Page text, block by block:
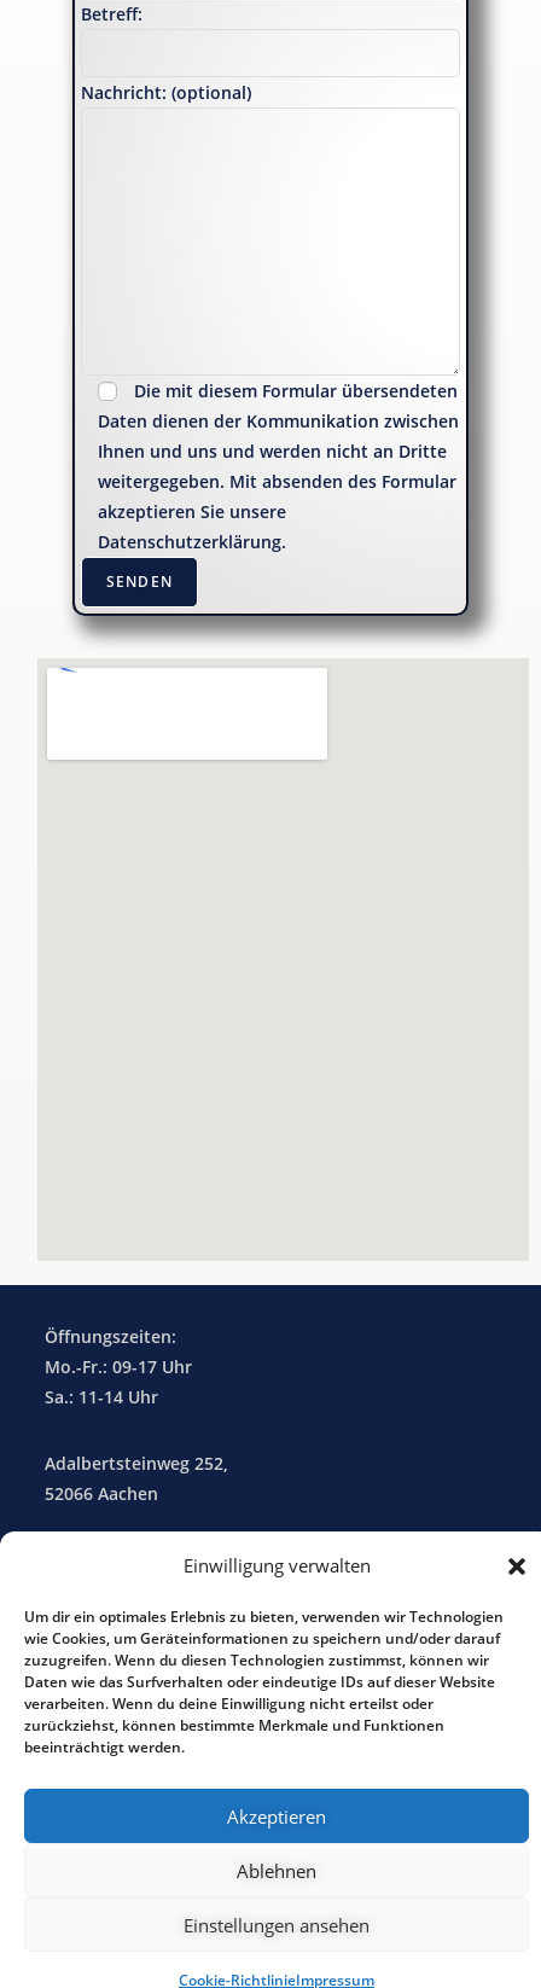
Einwilligung verwalten
Um dir ein optimales Erlebnis zu bieten, verwenden wir Technologien
wie Cookies, um Geräteinformationen zu speichern und/oder darauf
zuzugreifen. Wenn du diesen Technologien zustimmst, können wir
Daten wie das Surfverhalten oder eindeutige IDs auf dieser Website
verarbeiten. Wenn du deine Einwilligung nicht erteilst oder
zurückziehst, können bestimmte Merkmale und Funktionen
beeinträchtigt werden.
Akzeptieren
Ablehnen
Einstellungen ansehen
Cookie-RichtlinieImpressum
Betreff:
Nachricht: (optional)
Die mit diesem Formular übersendeten
Daten dienen der Kommunikation zwischen
Ihnen und uns und werden nicht an Dritte
weitergegeben. Mit absenden des Formular
akzeptieren Sie unsere
Datenschutzerklärung.
Öffnungszeiten:
Mo.-Fr.: 09-17 Uhr
Sa.: 11-14 Uhr
Adalbertsteinweg 252,
52066 Aachen
Anfragen und Angebote:
Medienabteilung:
daten@zypresse.eu
Tel.: 0241 - 90 26 93
Copyright 2026 - WordPress Theme by OceanWP :-)